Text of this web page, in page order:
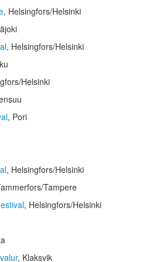
, Helsingfors/Helsinki
, Helsingfors/Helsinki
Helsinki
, Pori
, Helsingfors/Helsinki
Tampere
, Helsingfors/Helsinki
, Klaksvik